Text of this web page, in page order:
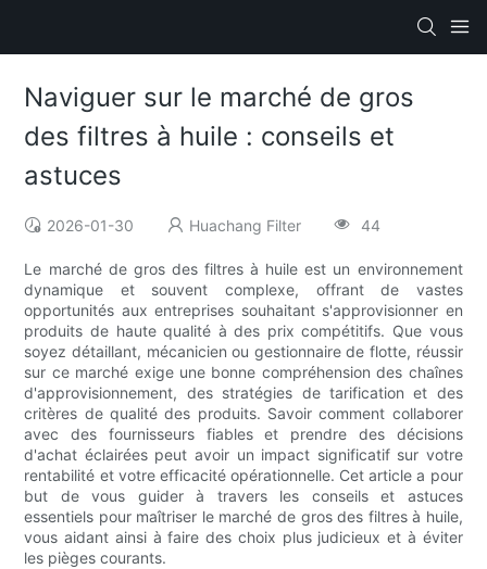
Naviguer sur le marché de gros
des filtres à huile : conseils et
astuces
2026-01-30 Huachang Filter 44
Le marché de gros des filtres à huile est un environnement
dynamique et souvent complexe, offrant de vastes
opportunités aux entreprises souhaitant s'approvisionner en
produits de haute qualité à des prix compétitifs. Que vous
soyez détaillant, mécanicien ou gestionnaire de flotte, réussir
sur ce marché exige une bonne compréhension des chaînes
d'approvisionnement, des stratégies de tarification et des
critères de qualité des produits. Savoir comment collaborer
avec des fournisseurs fiables et prendre des décisions
d'achat éclairées peut avoir un impact significatif sur votre
rentabilité et votre efficacité opérationnelle. Cet article a pour
but de vous guider à travers les conseils et astuces
essentiels pour maîtriser le marché de gros des filtres à huile,
vous aidant ainsi à faire des choix plus judicieux et à éviter
les pièges courants.